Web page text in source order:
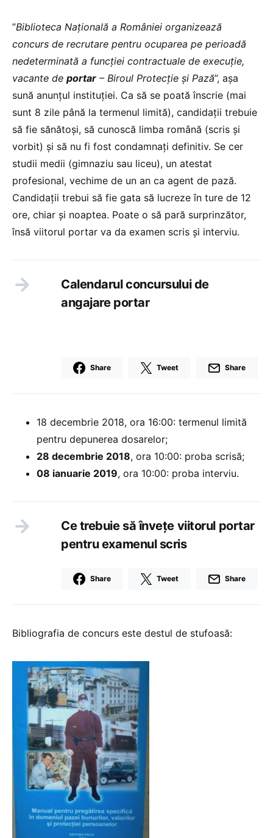
”Biblioteca Naţională a României organizează
concurs de recrutare pentru ocuparea pe perioadă
nedeterminată a funcției contractuale de execuție,
vacante de portar – Biroul Protecţie şi Pază”, așa
sună anunțul instituției. Ca să se poată înscrie (mai
sunt 8 zile până la termenul limită), candidații trebuie
să fie sănătoși, să cunoscă limba română (scris și
vorbit) și să nu fi fost condamnați definitiv. Se cer
studii medii (gimnaziu sau liceu), un atestat
profesional, vechime de un an ca agent de pază.
Candidații trebui să fie gata să lucreze în ture de 12
ore, chiar și noaptea. Poate o să pară surprinzător,
însă viitorul portar va da examen scris și interviu.
Calendarul concursului de
angajare portar
Share Tweet Share
18 decembrie 2018, ora 16:00: termenul limită
pentru depunerea dosarelor;
28 decembrie 2018, ora 10:00: proba scrisă;
08 ianuarie 2019, ora 10:00: proba interviu.
Ce trebuie să învețe viitorul portar
pentru examenul scris
Share Tweet Share
Bibliografia de concurs este destul de stufoasă: